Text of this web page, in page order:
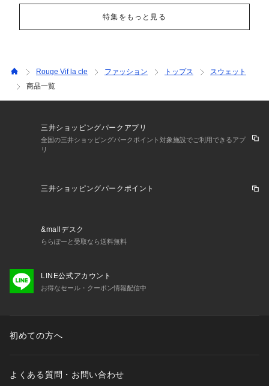
特集をもっと見る
Rouge Vif la cle ファッション トップス
スウェット
商品一覧
三井ショッピングパークアプリ
全国の三井ショッピングパークポイント対象施設でご利用できるアプ
リ
三井ショッピングパークポイント
&mallデスク
ららぽーと受取なら送料無料
LINE公式アカウント
お得なセール・クーポン情報配信中
初めての方へ
よくある質問・お問い合わせ